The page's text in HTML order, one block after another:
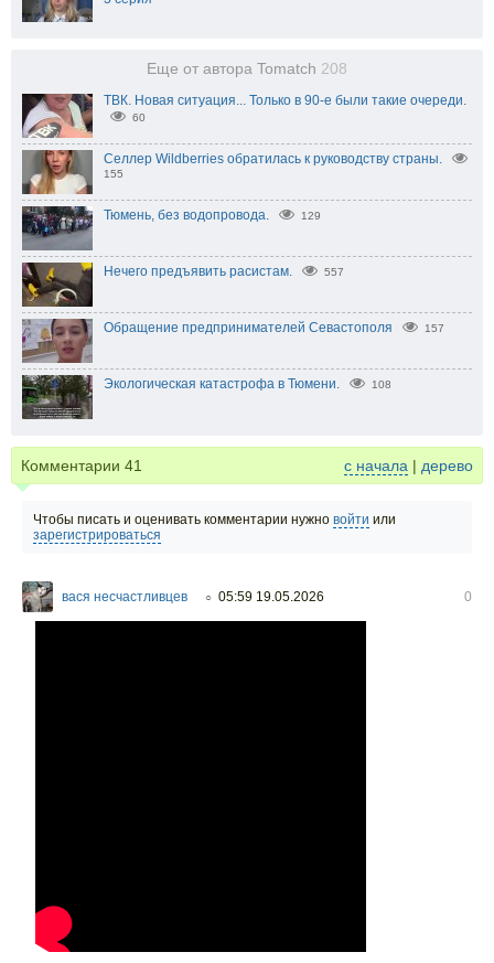
Еще от автора Tomatch 208
ТВК. Новая ситуация... Только в 90-е были такие очереди.
60
Селлер Wildberries обратилась к руководству страны.
155
Тюмень, без водопровода. 129
Нечего предъявить расистам. 557
Обращение предпринимателей Севастополя 157
Экологическая катастрофа в Тюмени. 108
Комментарии 41 с начала | дерево
Чтобы писать и оценивать комментарии нужно войти или
зарегистрироваться
вася несчастливцев ○ 05:59 19.05.2026 0